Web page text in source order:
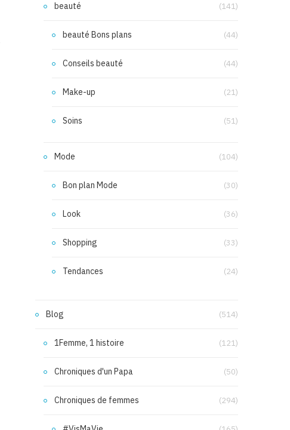
beauté (141)
beauté Bons plans (44)
Conseils beauté (44)
Make-up (21)
Soins (51)
Mode (104)
Bon plan Mode (30)
Look (36)
Shopping (33)
Tendances (24)
Blog (514)
1Femme, 1 histoire (121)
Chroniques d'un Papa (50)
Chroniques de femmes (294)